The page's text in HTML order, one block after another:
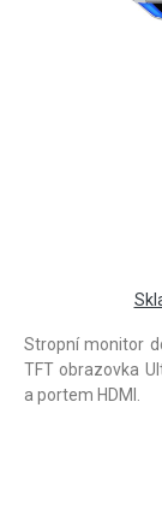
Stropní monitor
TFT obrazovka
a portem HDMI.